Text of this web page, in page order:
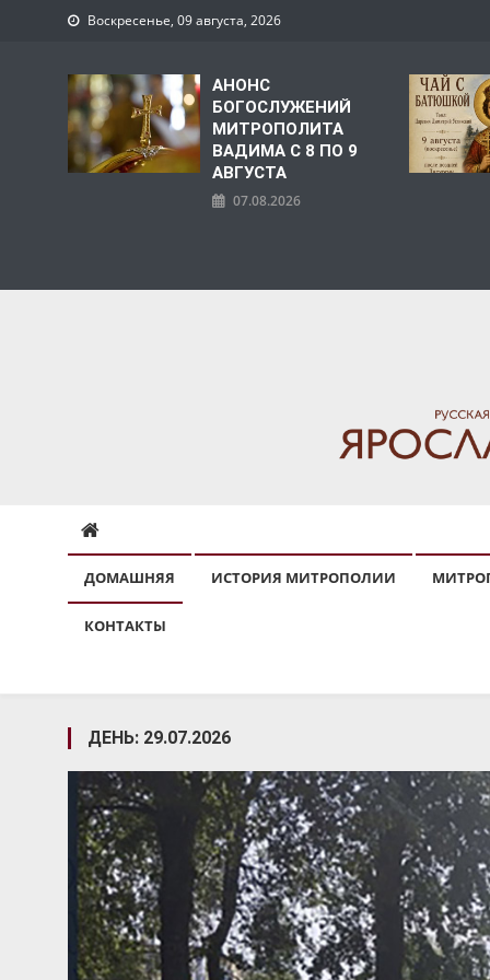
Воскресенье, 09 августа, 2026
АНОНС
БОГОСЛУЖЕНИЙ
МИТРОПОЛИТА
ВАДИМА С 8 ПО 9
АВГУСТА
07.08.2026
ДОМАШНЯЯ ИСТОРИЯ МИТРОПОЛИИ
КОНТАКТЫ
ДЕНЬ: 29.07.2026